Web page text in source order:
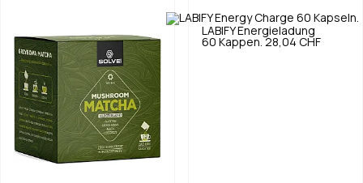
LABIFY Energieladung
60 Kappen. 28,04 CHF